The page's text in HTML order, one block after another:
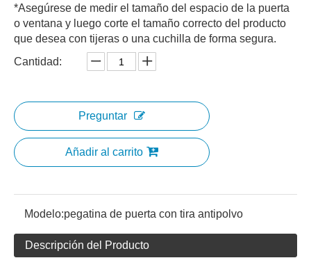
*Asegúrese de medir el tamaño del espacio de la puerta
o ventana y luego corte el tamaño correcto del producto
que desea con tijeras o una cuchilla de forma segura.
Cantidad:
Preguntar
Añadir al carrito
Modelo:pegatina de puerta con tira antipolvo
Descripción del Producto